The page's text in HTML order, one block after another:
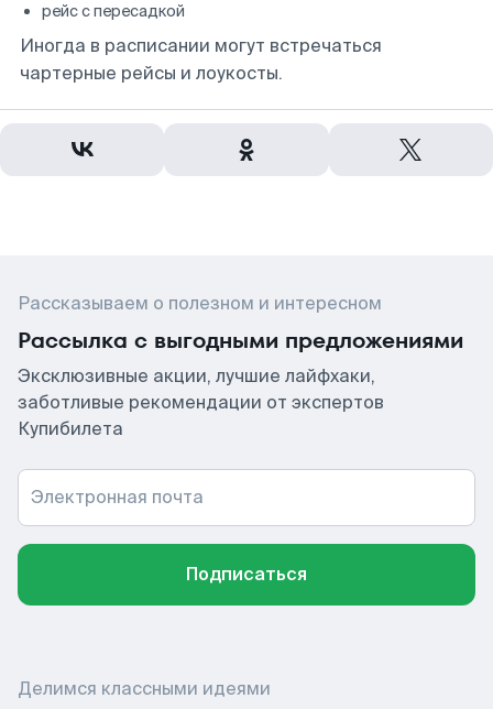
рейс с пересадкой
Иногда в расписании могут встречаться
чартерные рейсы и лоукосты.
Рассказываем о полезном и интересном
Рассылка с выгодными предложениями
Эксклюзивные акции, лучшие лайфхаки,
заботливые рекомендации от экспертов
Купибилета
Электронная почта
Подписаться
Делимся классными идеями